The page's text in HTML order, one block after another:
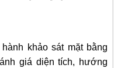
khảo sát mặt bằng
giá diện tích, hướng